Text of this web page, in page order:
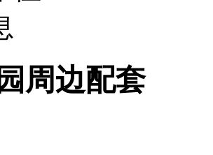
周边配套